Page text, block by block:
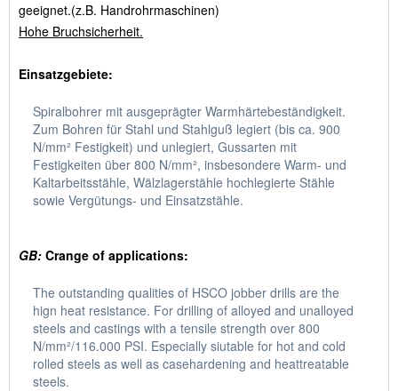
geeignet.(z.B. Handrohrmaschinen)
Hohe Bruchsicherheit.
Einsatzgebiete:
Spiralbohrer mit ausgeprägter Warmhärtebeständigkeit.
Zum Bohren für Stahl und Stahlguß legiert (bis ca. 900
N/mm² Festigkeit) und unlegiert, Gussarten mit
Festigkeiten über 800 N/mm², insbesondere Warm- und
Kaltarbeitsstähle, Wälzlagerstähle hochlegierte Stähle
sowie Vergütungs- und Einsatzstähle.
GB: Crange of applications:
The outstanding qualities of HSCO jobber drills are the
hign heat resistance. For drilling of alloyed and unalloyed
steels and castings with a tensile strength over 800
N/mm²/116.000 PSI. Especially siutable for hot and cold
rolled steels as well as casehardening and heattreatable
steels.